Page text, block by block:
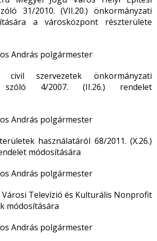
31/2010. (VII.20.) önkormányzati
a városközpont részterülete
András polgármester
szervezetek önkormányzati
szóló 4/2007. (II.26.) rendelet
András polgármester
használatáról 68/2011. (X.26.)
módosítására
András polgármester
Városi Televízió és Kulturális Nonprofit
módosítására
András polgármester